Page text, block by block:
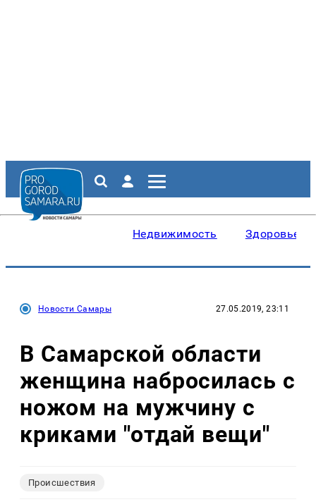
Недвижимость Здоровье
Новости Самары 27.05.2019, 23:11
В Самарской области
женщина набросилась с
ножом на мужчину с
криками "отдай вещи"
Происшествия